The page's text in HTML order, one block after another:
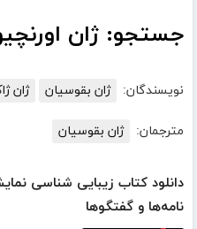
جستجو: ژان
نویسندگان: ژان بقوسیان ژان
مترجمان: ژان بقوسیان
دانلود کتاب زیبایی شناسی
نامه‌ها و گفتگوها